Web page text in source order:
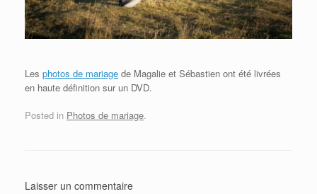
Les photos de mariage de Magalie et Sébastien ont été livrées
en haute définition sur un DVD.
Posted in Photos de mariage.
Laisser un commentaire